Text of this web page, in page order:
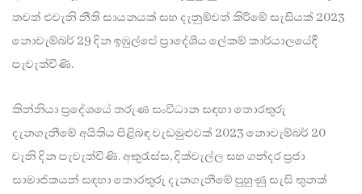
තවත් එවැනි නීති සායනයක් සහ දැනුම්වත් කිරීමේ සැසියක් 2023
නොවැම්බර් 29 දින ඉඹුල්පේ ප්‍රාදේශීය ලේකම් කාර්යාලයේදී
පැවැත්විණි.
කින්නියා ප්‍රදේශයේ තරුණ සංවිධාන සඳහා තොරතුරු
දැනගැනීමේ අයිතිය පිළිබඳ වැඩමුළුවක් 2023 නොවැම්බර් 20
වැනි දින පැවැත්විණි. අකුරැස්ස, දික්වැල්ල සහ ගන්දර ප්‍රජා
සාමාජිකයන් සඳහා තොරතුරු දැනගැනීමේ පුහුණු සැසි තුනක්